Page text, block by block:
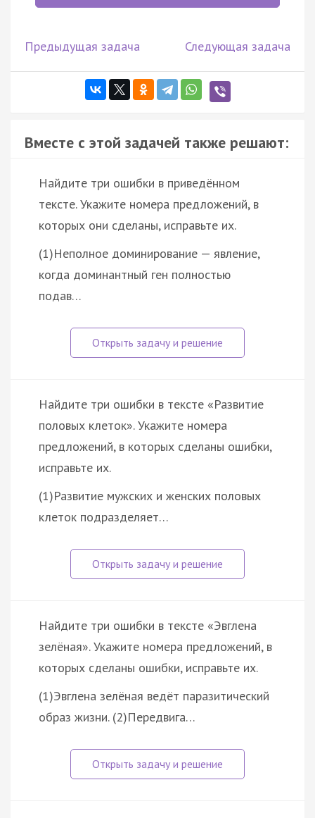
Предыдущая задача Следующая задача
Вместе с этой задачей также решают:
Найдите три ошибки в приведённом
тексте. Укажите номера предложений, в
которых они сделаны, исправьте их.
(1)Неполное доминирование — явление,
когда доминантный ген полностью
подав…
Найдите три ошибки в тексте «Развитие
половых клеток». Укажите номера
предложений, в которых сделаны ошибки,
исправьте их.
(1)Развитие мужских и женских половых
клеток подразделяет…
Найдите три ошибки в тексте «Эвглена
зелёная». Укажите номера предложений, в
которых сделаны ошибки, исправьте их.
(1)Эвглена зелёная ведёт паразитический
образ жизни. (2)Передвига…